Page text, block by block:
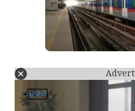
হলুদ লাইনে যাত্রীরা আরও
পাশাপাশি আগের থেকে বেশি
বেলায় মেট্রো (Metro)।